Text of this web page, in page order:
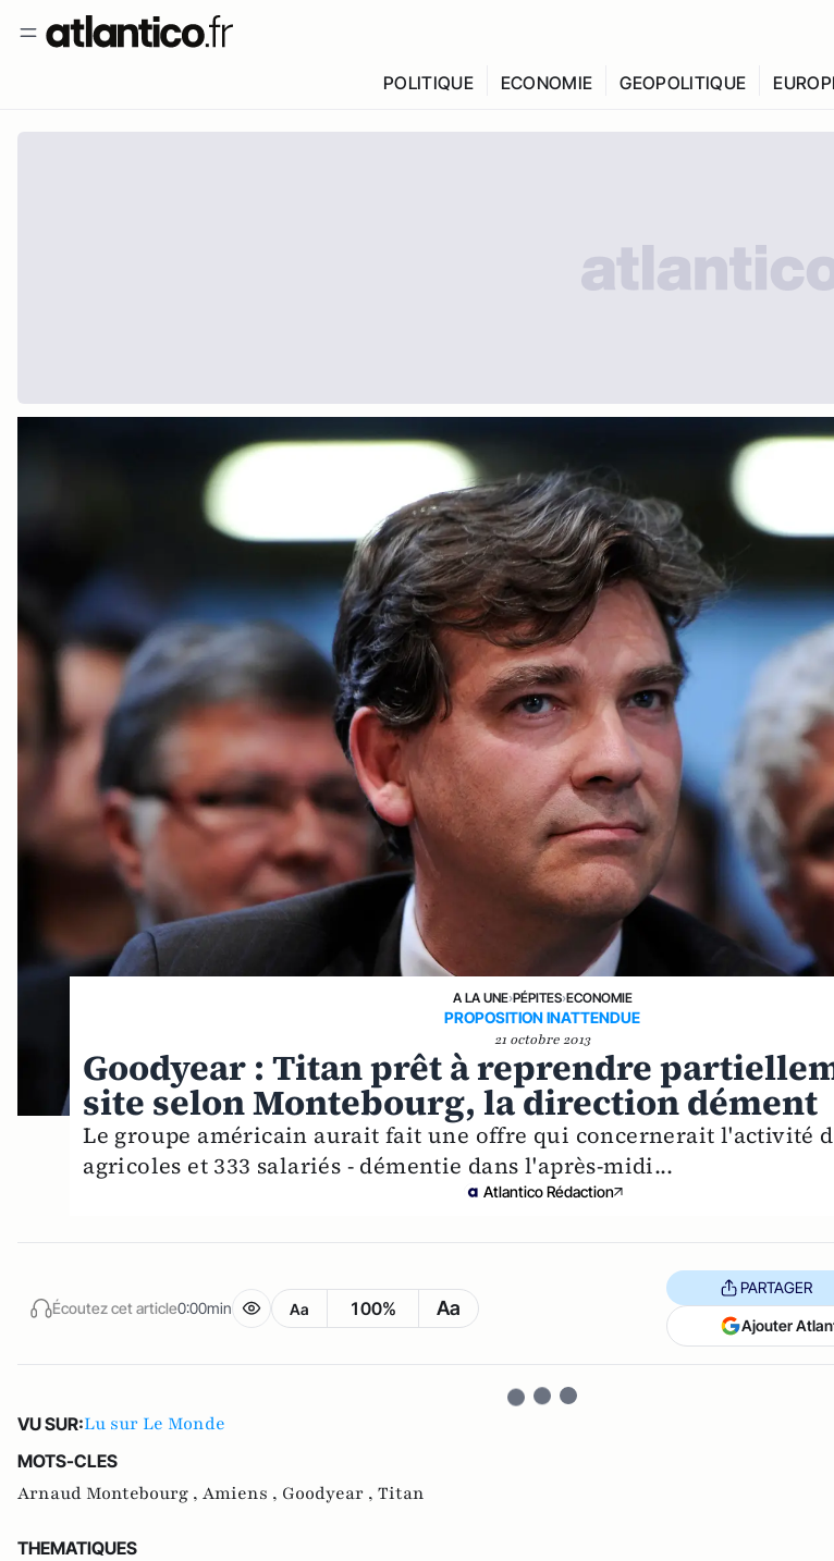
POLITIQUE ECONOMIE GEOPOLITIQUE
A LA UNE›PÉPITES›ECONOMIE
PROPOSITION INATTENDUE
21 octobre 2013
Goodyear : Titan prêt à reprendre
site selon Montebourg, la direction dément
Le groupe américain aurait fait une offre qui concernerait l'activité
agricoles et 333 salariés - démentie dans l'après-midi...
Atlantico Rédaction
Écoutez cet article0:00min Aa 100% Aa
PARTAGER
Ajouter
VU SUR:Lu sur Le Monde
MOTS-CLES
Arnaud Montebourg , Amiens , Goodyear , Titan
THEMATIQUES